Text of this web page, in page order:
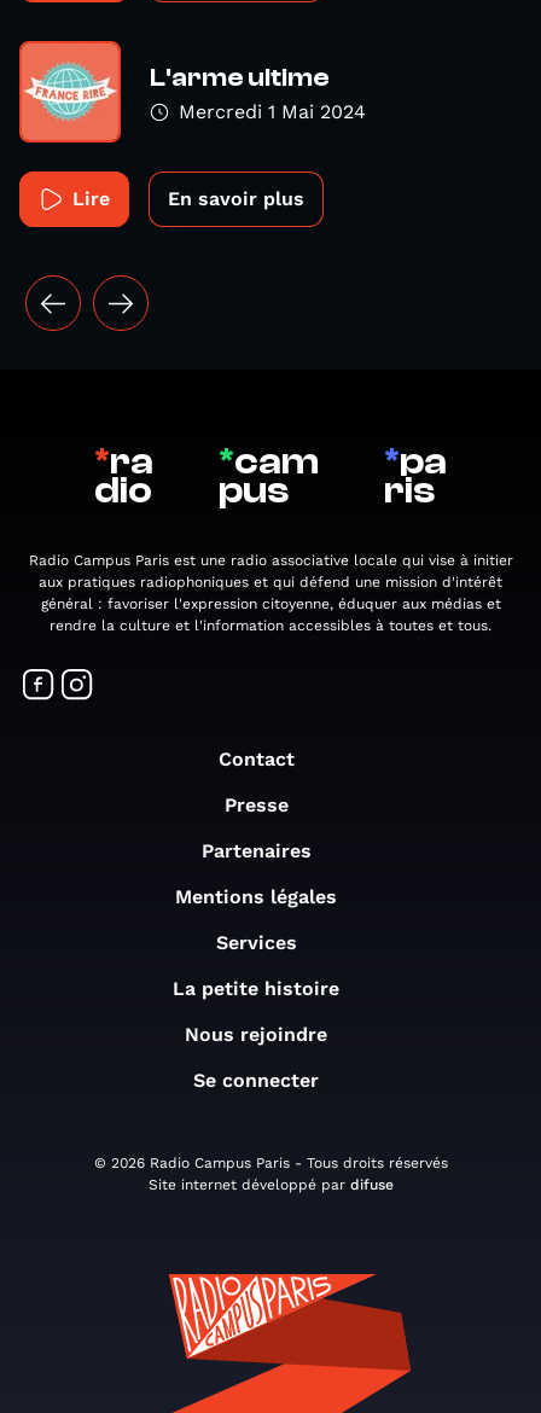
L'arme ultime
Mercredi 1 Mai 2024
Lire En savoir plus
*ra
dio
*cam
pus
*pa
ris
Radio Campus Paris est une radio associative locale qui vise à initier
aux pratiques radiophoniques et qui défend une mission d'intérêt
général : favoriser l'expression citoyenne, éduquer aux médias et
rendre la culture et l'information accessibles à toutes et tous.
Contact
Presse
Partenaires
Mentions légales
Services
La petite histoire
Nous rejoindre
Se connecter
© 2026 Radio Campus Paris - Tous droits réservés
Site internet développé par difuse